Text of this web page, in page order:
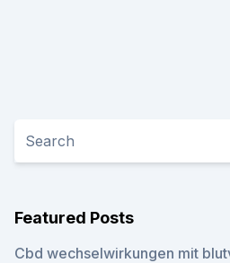
Featured Posts
Cbd wechselwirkungen mit